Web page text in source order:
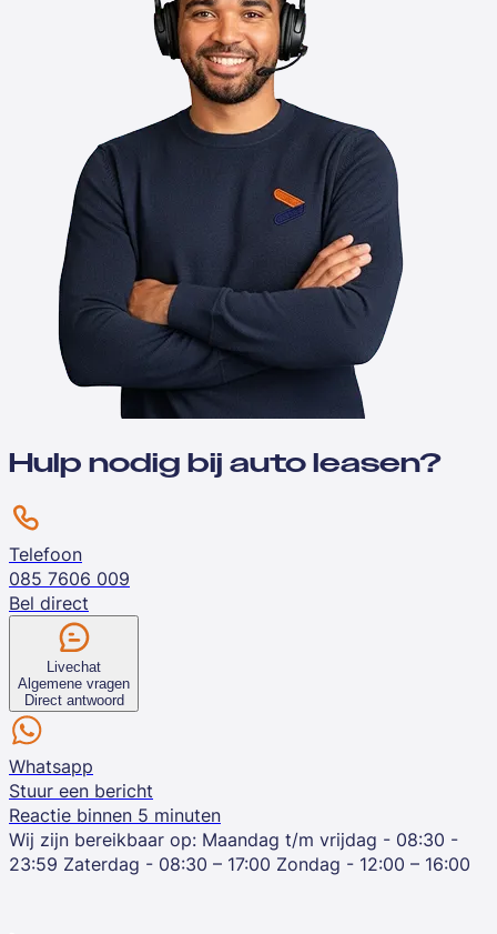
Hulp nodig bij auto leasen?
Telefoon
085 7606 009
Bel direct
Livechat
Algemene vragen
Direct antwoord
Whatsapp
Stuur een bericht
Reactie binnen 5 minuten
Wij zijn bereikbaar op: Maandag t/m vrijdag - 08:30 -
23:59 Zaterdag - 08:30 – 17:00 Zondag - 12:00 – 16:00